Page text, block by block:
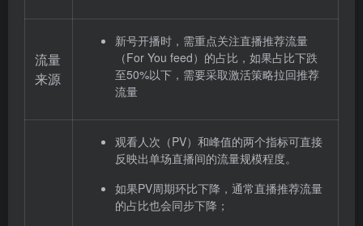
流量
来源
新号开播时，需重点关注直播推荐流量
（For You feed）的占比，如果占比下跌
至50%以下，需要采取激活策略拉回推荐
流量
观看人次（PV）和峰值的两个指标可直接
反映出单场直播间的流量规模程度。
如果PV周期环比下降，通常直播推荐流量
的占比也会同步下降；